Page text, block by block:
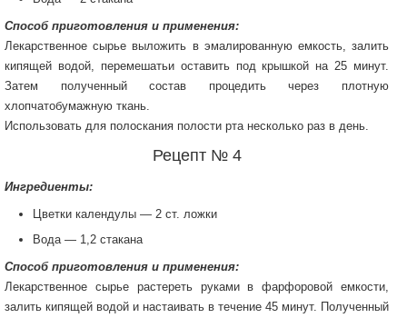
Способ приготовления и применения:
Лекарственное сырье выложить в эмалированную емкость, залить
кипящей водой, перемешатьи оставить под крышкой на 25 минут.
Затем полученный состав процедить через плотную
хлопчатобумажную ткань.
Использовать для полоскания полости рта несколько раз в день.
Рецепт № 4
Ингредиенты:
Цветки календулы — 2 ст. ложки
Вода — 1,2 стакана
Способ приготовления и применения:
Лекарственное сырье растереть руками в фарфоровой емкости,
залить кипящей водой и настаивать в течение 45 минут. Полученный